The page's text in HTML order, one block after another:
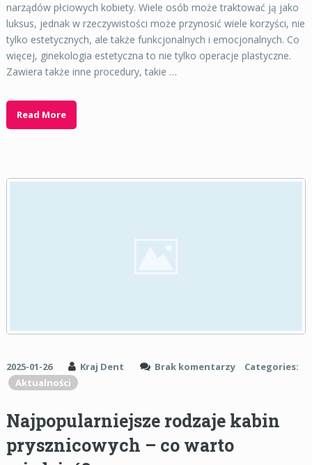
narządów płciowych kobiety. Wiele osób może traktować ją jako
luksus, jednak w rzeczywistości może przynosić wiele korzyści, nie
tylko estetycznych, ale także funkcjonalnych i emocjonalnych. Co
więcej, ginekologia estetyczna to nie tylko operacje plastyczne.
Zawiera także inne procedury, takie …
Read More
2025-01-26 Kraj Dent Brak komentarzy
Categories:
Aktualności
Najpopularniejsze rodzaje kabin
prysznicowych – co warto